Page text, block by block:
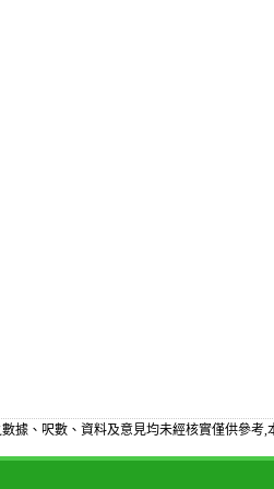
據、呎數、資料及意見均未經核實僅供參考